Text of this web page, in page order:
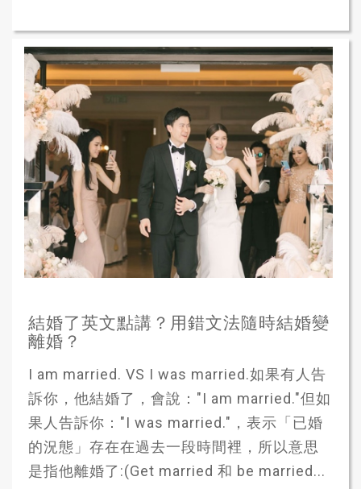
結婚了英文點講？用錯文法隨時結婚變
離婚？
I am married. VS I was married.如果有人告
訴你，他結婚了，會說："I am married."但如
果人告訴你："I was married."，表示「已婚
的況態」存在在過去一段時間裡，所以意思
是指他離婚了:(Get married 和 be married...